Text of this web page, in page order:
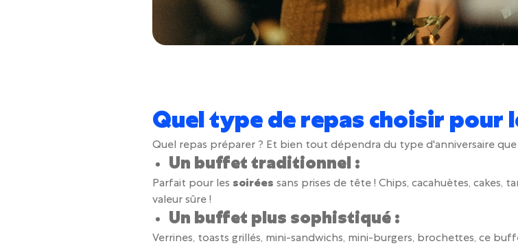
Quel type de repas choisir pour
Quel repas préparer ? Et bien tout dépendra du type d'anniversaire que
Un buffet traditionnel :
Parfait pour les soirées sans prises de tête ! Chips, cacahuètes, cakes,
valeur sûre !
Un buffet plus sophistiqué :
Verrines, toasts grillés, mini-sandwichs, mini-burgers, brochettes, ce